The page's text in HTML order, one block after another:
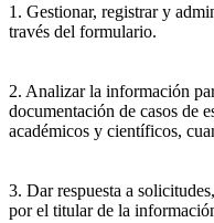
1. Gestionar, registrar y
través del formulario.
2. Analizar la información
documentación de casos de
académicos y científicos,
3. Dar respuesta a
por el titular de la